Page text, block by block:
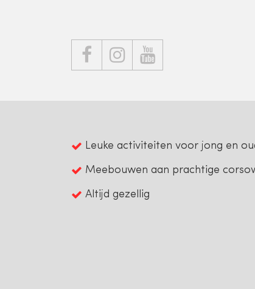
  
Leuke activiteiten voor jong en
Meebouwen aan prachtige
Altijd gezellig